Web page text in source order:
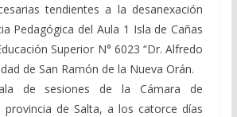
tendientes a la desanexación
Pedagógica del Aula 1 Isla de Cañas
Superior N° 6023 “Dr. Alfredo
de San Ramón de la Nueva Orán.
de sesiones de la Cámara de
provincia de Salta, a los catorce días